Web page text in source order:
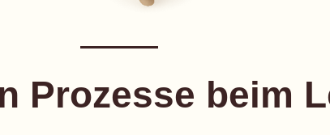
Prozesse beim